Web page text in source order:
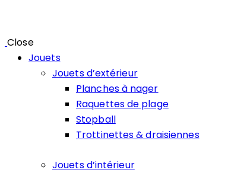
Close
Jouets
Jouets d’extérieur
Planches à nager
Raquettes de plage
Stopball
Trottinettes & draisiennes
Jouets d’intérieur